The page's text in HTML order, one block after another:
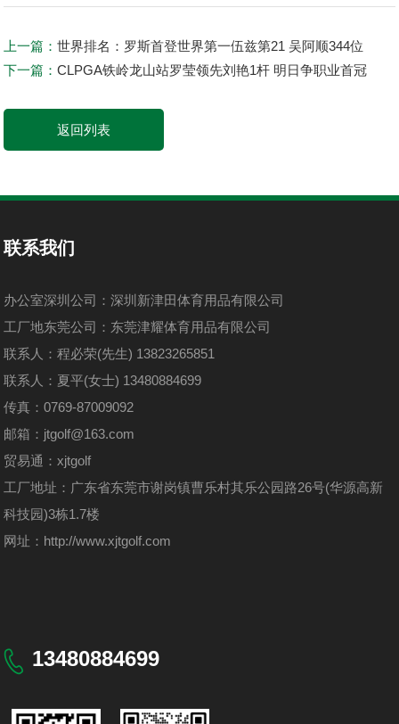
上一篇：世界排名：罗斯首登世界第一伍兹第21 吴阿顺344位
下一篇：CLPGA铁岭龙山站罗莹领先刘艳1杆 明日争职业首冠
返回列表
联系我们
办公室深圳公司：深圳新津田体育用品有限公司
工厂地东莞公司：东莞津耀体育用品有限公司
联系人：程必荣(先生) 13823265851
联系人：夏平(女士) 13480884699
传真：0769-87009092
邮箱：jtgolf@163.com
贸易通：xjtgolf
工厂地址：广东省东莞市谢岗镇曹乐村其乐公园路26号(华源高新
科技园)3栋1.7楼
网址： http://www.xjtgolf.com
13480884699